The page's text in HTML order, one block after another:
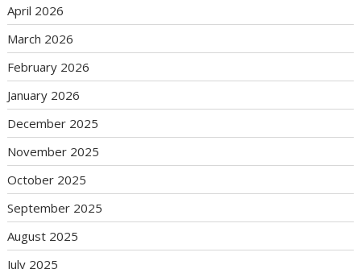
April 2026
March 2026
February 2026
January 2026
December 2025
November 2025
October 2025
September 2025
August 2025
July 2025